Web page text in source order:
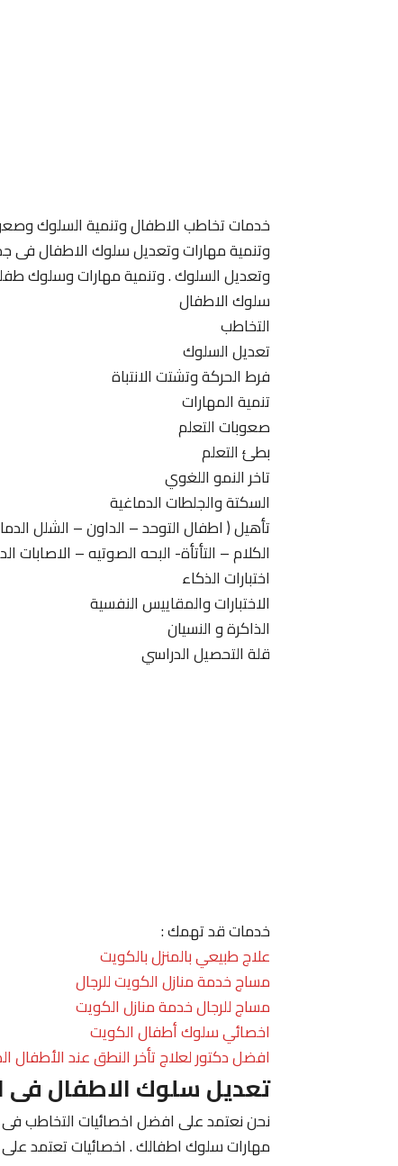
خدمات تخاطب الاطفال وتنمية السلوك
وتنمية مهارات وتعديل سلوك الاطفال فى
وتعديل السلوك . وتنمية مهارات وسلوك
سلوك الاطفال
التخاطب
تعديل السلوك
فرط الحركة وتشتت الانتباة
تنمية المهارات
صعوبات التعلم
بطئ التعلم
تاخر النمو اللغوي
السكتة والجلطات الدماغية
تأهيل ( اطفال التوحد – الداون – الشلل
الكلام – التأتأة- البحه الصوتيه – الاصابات
اختبارات الذكاء
الاختبارات والمقاييس النفسية
الذاكرة و النسيان
قلة التحصيل الدراسي
خدمات قد تهمك :
علاج طبيعي بالمنزل بالكويت
مساج خدمة منازل الكويت للرجال
مساج للرجال خدمة منازل الكويت
اخصائي سلوك أطفال الكويت
افضل دكتور لعلاج تأخر النطق عند الأطفال
تعديل سلوك الاطفال فى
نحن نعتمد على افضل اخصائيات التخاطب فى
مهارات سلوك اطفالك . اخصائيات تعتمد